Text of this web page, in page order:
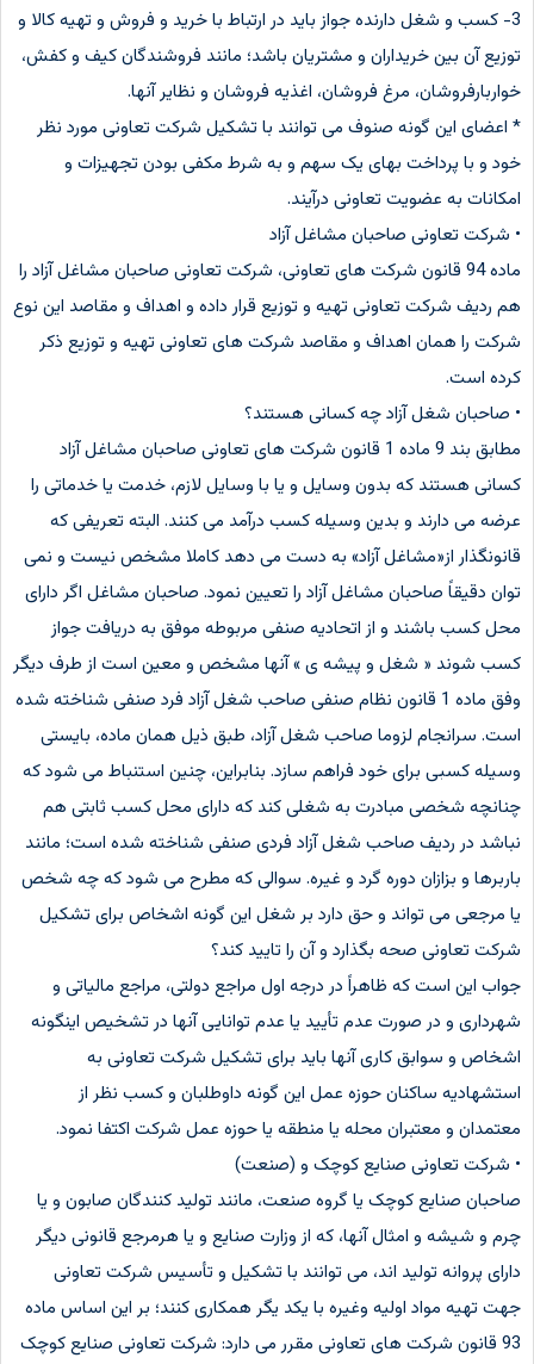
3- کسب و شغل دارنده جواز باید در ارتباط با خرید و فروش و تهیه کالا و
توزیع آن بین خریداران و مشتریان باشد؛ مانند فروشندگان کیف و کفش،
خواربارفروشان، مرغ فروشان، اغذیه فروشان و نظایر آنها.
* اعضای این گونه صنوف می توانند با تشکیل شرکت تعاونی مورد نظر
خود و با پرداخت بهای یک سهم و به شرط مکفی بودن تجهیزات و
امکانات به عضویت تعاونی درآیند.
• شرکت تعاونی صاحبان مشاغل آزاد
ماده 94 قانون شرکت های تعاونی، شرکت تعاونی صاحبان مشاغل آزاد را
هم ردیف شرکت تعاونی تهیه و توزیع قرار داده و اهداف و مقاصد این نوع
شرکت را همان اهداف و مقاصد شرکت های تعاونی تهیه و توزیع ذکر
کرده است.
• صاحبان شغل آزاد چه کسانی هستند؟
مطابق بند 9 ماده 1 قانون شرکت های تعاونی صاحبان مشاغل آزاد
کسانی هستند که بدون وسایل و یا با وسایل لازم، خدمت یا خدماتی را
عرضه می دارند و بدین وسیله کسب درآمد می کنند. البته تعریفی که
قانونگذار از«مشاغل آزاد» به دست می دهد کاملا مشخص نیست و نمی
توان دقیقاً صاحبان مشاغل آزاد را تعیین نمود. صاحبان مشاغل اگر دارای
محل کسب باشند و از اتحادیه صنفی مربوطه موفق به دریافت جواز
کسب شوند « شغل و پیشه ی » آنها مشخص و معین است از طرف دیگر
وفق ماده 1 قانون نظام صنفی صاحب شغل آزاد فرد صنفی شناخته شده
است. سرانجام لزوما صاحب شغل آزاد، طبق ذیل همان ماده، بایستی
وسیله کسبی برای خود فراهم سازد. بنابراین، چنین استنباط می شود که
چنانچه شخصی مبادرت به شغلی کند که دارای محل کسب ثابتی هم
نباشد در ردیف صاحب شغل آزاد فردی صنفی شناخته شده است؛ مانند
باربرها و بزازان دوره گرد و غیره. سوالی که مطرح می شود که چه شخص
یا مرجعی می تواند و حق دارد بر شغل این گونه اشخاص برای تشکیل
شرکت تعاونی صحه بگذارد و آن را تایید کند؟
جواب این است که ظاهراً در درجه اول مراجع دولتی، مراجع مالیاتی و
شهرداری و در صورت عدم تأیید یا عدم توانایی آنها در تشخیص اینگونه
اشخاص و سوابق کاری آنها باید برای تشکیل شرکت تعاونی به
استشهادیه ساکنان حوزه عمل این گونه داوطلبان و کسب نظر از
معتمدان و معتبران محله یا منطقه یا حوزه عمل شرکت اکتفا نمود.
• شرکت تعاونی صنایع کوچک و (صنعت)
صاحبان صنایع کوچک یا گروه صنعت، مانند تولید کنندگان صابون و یا
چرم و شیشه و امثال آنها، که از وزارت صنایع و یا هرمرجع قانونی دیگر
دارای پروانه تولید اند، می توانند با تشکیل و تأسیس شرکت تعاونی
جهت تهیه مواد اولیه وغیره با یکد یگر همکاری کنند؛ بر این اساس ماده
93 قانون شرکت های تعاونی مقرر می دارد: شرکت تعاونی صنایع کوچک